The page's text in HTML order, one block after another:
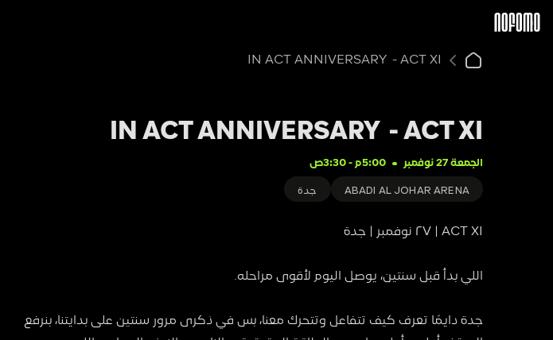
IN ACT ANNIVERSARY  - ACT XI
IN ACT ANNIVERSARY  - ACT XI
الجمعة 27 نوفمبر 5:00م - 3:30ص
ABADI AL JOHAR ARENA جدة
ACT XI | ٢٧ نوفمبر | جدة
اللي بدأ قبل سنتين، يوصل اليوم لأقوى مراحله.